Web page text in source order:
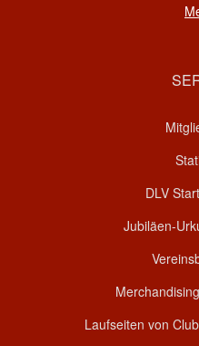
DLV
Jubiläen-
Laufseiten von